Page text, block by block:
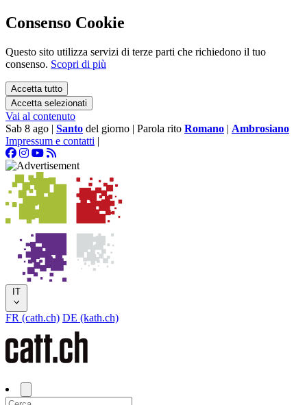
Consenso Cookie
Questo sito utilizza servizi di terze parti che richiedono il tuo
consenso. Scopri di più
Accetta tutto
Accetta selezionati
Vai al contenuto
Sab 8 ago | Santo del giorno | Parola rito Romano | Ambrosiano
Impressum e contatti |
IT
FR (cath.ch) DE (kath.ch)